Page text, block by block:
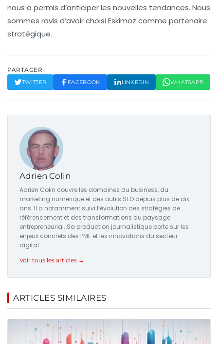
nous a permis d’anticiper les nouvelles tendances. Nous
sommes ravis d’avoir choisi Eskimoz comme partenaire
stratégique.
PARTAGER :
TWITTER FACEBOOK LINKEDIN WHATSAPP
Adrien Colin
Adrien Colin couvre les domaines du business, du
marketing numérique et des outils SEO depuis plus de dix
ans. Il a notamment suivi l’évolution des stratégies de
référencement et des transformations du paysage
entrepreneurial. Sa production journalistique porte sur les
enjeux concrets des PME et les innovations du secteur
digital.
Voir tous les articles →
ARTICLES SIMILAIRES